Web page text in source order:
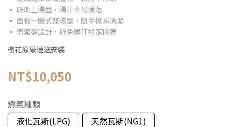
▪ 琺瑯上湯盤，湯汁不易滴落
▪ 面板一體式盛湯盤，隨手擦易清潔
▪ 清潔盤設計，避免髒汙掉落櫃體
櫻花原廠運送安裝
NT$10,050
燃氣種類
液化瓦斯(LPG)
天然瓦斯(NG1)